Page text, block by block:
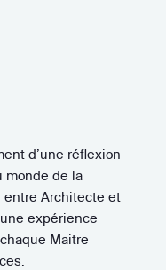
d’une réflexion
monde de la
entre Architecte et
expérience
Maitre